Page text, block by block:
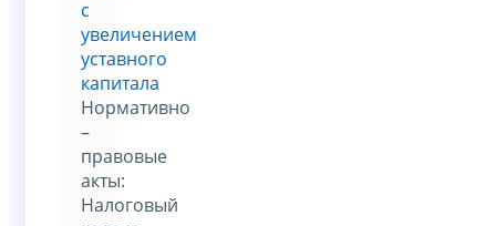
с
увеличением
уставного
капитала
Нормативно
–
правовые
акты:
Налоговый